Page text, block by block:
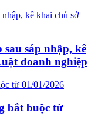
sáp nhập, kê
doanh nghiệp
bắt buộc từ